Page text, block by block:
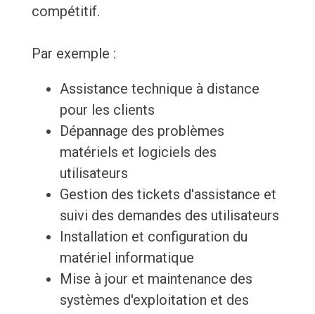
compétitif.
Par exemple :
Assistance technique à distance
pour les clients
Dépannage des problèmes
matériels et logiciels des
utilisateurs
Gestion des tickets d'assistance et
suivi des demandes des utilisateurs
Installation et configuration du
matériel informatique
Mise à jour et maintenance des
systèmes d'exploitation et des